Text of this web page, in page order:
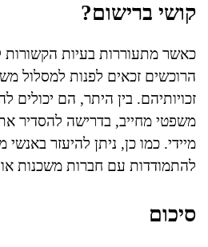
קושי ברישום?
כאשר מתעוררות בעיות הקשורות
הרוכשים זכאים לפנות למסלול
זכויותיהם. בין היתר, הם יכולים
משפטי מחייב, בדרישה להסדיר
מיידי. כמו כן, ניתן להיעזר באנשי
להתמודדות עם חברות משכנות או
סיכום